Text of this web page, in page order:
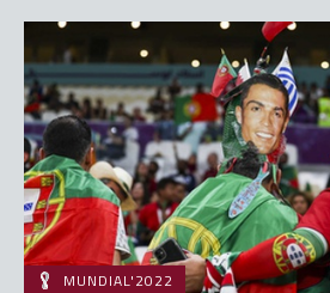
MUNDIAL'2022